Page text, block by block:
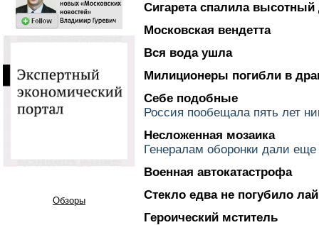
Обзоры
Сигарета спалила
Московская вендетта
Вся вода ушла
Милиционеры погибли в
Себе подобные
Россия пообещала пять лет
Несложенная мозаика
Генералам оборонки дали
Военная автокатастрофа
Стекло едва не погубило
Героический мститель